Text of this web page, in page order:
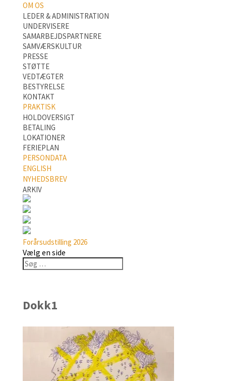
OM OS
LEDER & ADMINISTRATION
UNDERVISERE
SAMARBEJDSPARTNERE
SAMVÆRSKULTUR
PRESSE
STØTTE
VEDTÆGTER
BESTYRELSE
KONTAKT
PRAKTISK
HOLDOVERSIGT
BETALING
LOKATIONER
FERIEPLAN
PERSONDATA
ENGLISH
NYHEDSBREV
ARKIV
Forårsudstilling 2026
Vælg en side
Dokk1